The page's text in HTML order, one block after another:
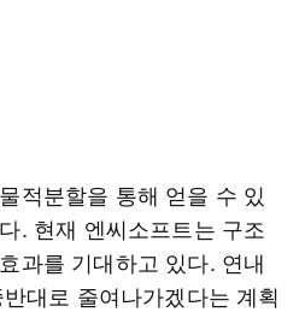
적분할을 통해 얻을 수 있
. 현재 엔씨소프트는 구조
과를 기대하고 있다. 연내
대로 줄여나가겠다는 계획